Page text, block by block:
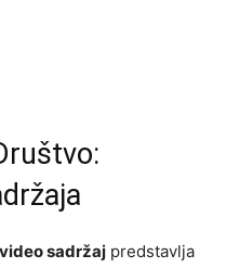
video sadržaj predstavlja